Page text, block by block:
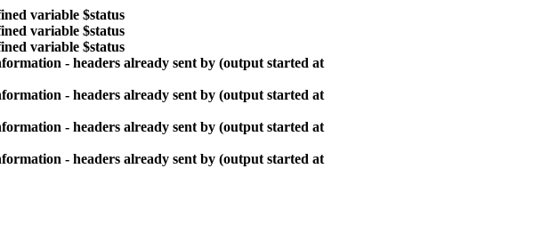
variable $status
variable $status
variable $status
- headers already sent by (output started at
- headers already sent by (output started at
- headers already sent by (output started at
- headers already sent by (output started at